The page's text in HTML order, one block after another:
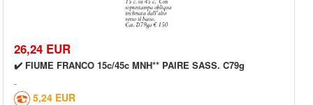
26,24 EUR
✔️ FIUME FRANCO 15c/45c MNH** PAIRE SASS. C79g
5,24 EUR